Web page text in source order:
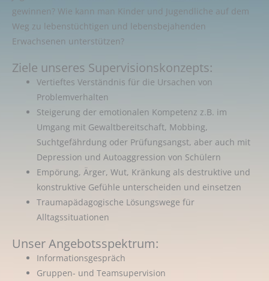
gewinnen? Wie kann man Kinder und Jugendliche auf dem
Weg zu lebenstüchtigen und lebensbejahenden
Erwachsenen unterstützen?
Ziele unseres Supervisionskonzepts:
Vertieftes Verständnis für die Ursachen von
Problemverhalten
Steigerung der emotionalen Kompetenz z.B. im
Umgang mit Gewaltbereitschaft, Mobbing,
Suchtgefährdung oder Prüfungsangst, aber auch mit
Depression und Autoaggression von Schülern
Empörung, Ärger, Wut, Kränkung als destruktive und
konstruktive Gefühle unterscheiden und einsetzen
Traumapädagogische Lösungswege für
Alltagssituationen
Unser Angebotsspektrum:
Informationsgespräch
Gruppen- und Teamsupervision